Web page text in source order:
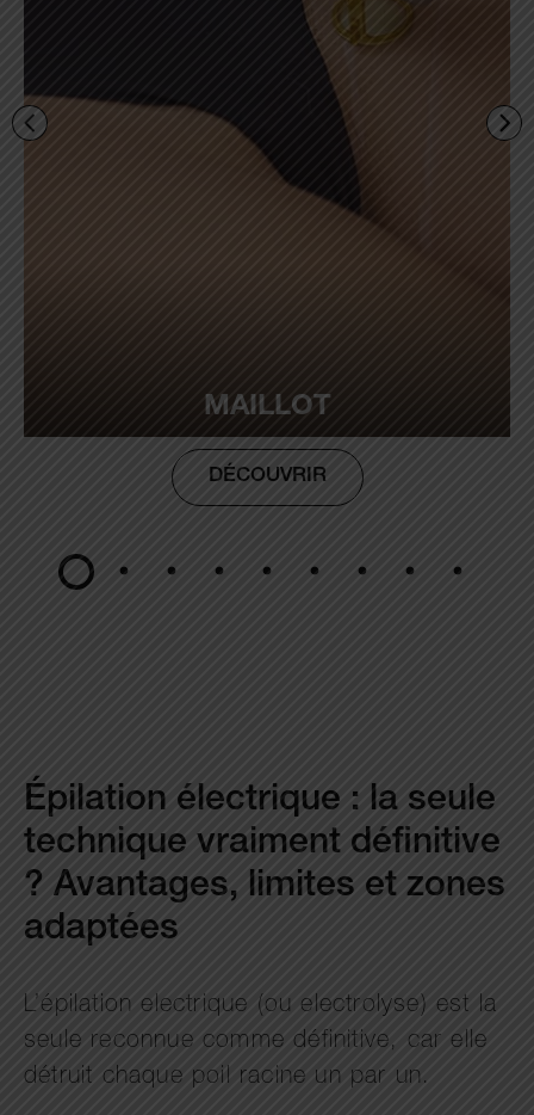
MAILLOT
DÉCOUVRIR
Épilation électrique : la seule
technique vraiment définitive
? Avantages, limites et zones
adaptées
L’épilation electrique (ou electrolyse) est la
seule reconnue comme définitive, car elle
détruit chaque poil racine un par un.